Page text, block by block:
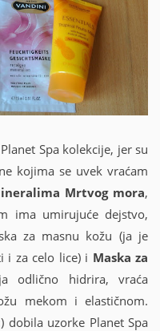
Spa kolekcije, jer su
kojima se uvek vraćam
Mrtvog mora,
ima umirujuće dejstvo,
za masnu kožu (ja je
i za celo lice) i Maska za
odlično hidrira, vraća
mekom i elastičnom.
dobila uzorke Planet Spa